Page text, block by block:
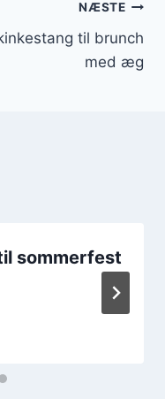
NÆSTE
til brunch
med æg
sommerfest